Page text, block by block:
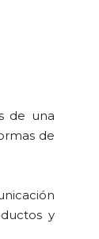
de una
de
y